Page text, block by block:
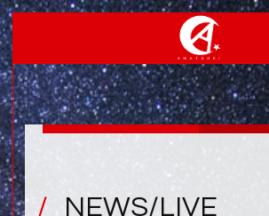
NEWS/LIVE